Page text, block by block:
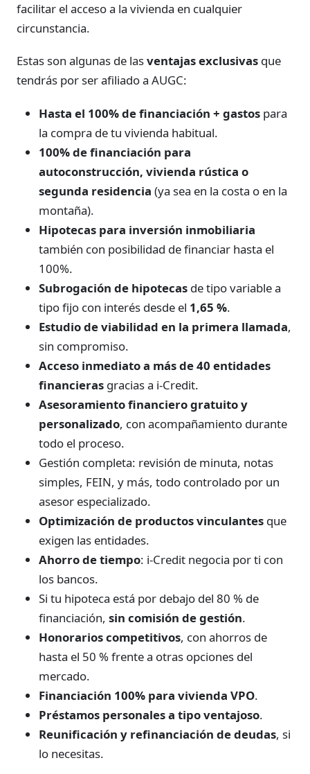
facilitar el acceso a la vivienda en cualquier
circunstancia.
Estas son algunas de lasventajas exclusivas que
tendrás por ser afiliado a AUGC:
Hasta el 100% de financiación + gastos para
la compra de tu vivienda habitual.
100% de financiación para
autoconstrucción, vivienda rústica o
segunda residencia (ya sea en la costa o en la
montaña).
Hipotecas para inversión inmobiliaria
también con posibilidad de financiar hasta el
100%.
Subrogación de hipotecas de tipo variable a
tipo fijo con interés desde el 1,65 %.
Estudio de viabilidad en la primera llamada,
sin compromiso.
Acceso inmediato a más de 40 entidades
financieras gracias a i-Credit.
Asesoramiento financiero gratuito y
personalizado, con acompañamiento durante
todo el proceso.
Gestión completa: revisión de minuta, notas
simples, FEIN, y más, todo controlado por un
asesor especializado.
Optimización de productos vinculantes que
exigen las entidades.
Ahorro de tiempo: i-Credit negocia por ti con
los bancos.
Si tu hipoteca está por debajo del 80 % de
financiación, sin comisión de gestión.
Honorarios competitivos, con ahorros de
hasta el 50 % frente a otras opciones del
mercado.
Financiación 100% para vivienda VPO.
Préstamos personales a tipo ventajoso.
Reunificación y refinanciación de deudas, si
lo necesitas.